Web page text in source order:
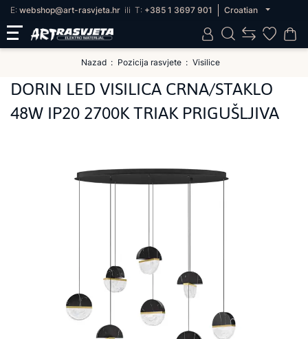
E: webshop@art-rasvjeta.hr ili T: +385 1 3697 901 Croatian
Nazad Pozicija rasvjete Visilice
DORIN LED VISILICA CRNA/STAKLO
48W IP20 2700K TRIAK PRIGUŠLJIVA